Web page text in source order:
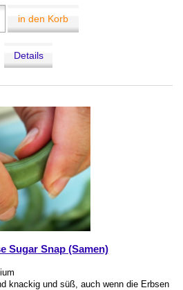
in den Korb
Details
Sugar Snap (Samen)
knackig und süß, auch wenn die Erbsen